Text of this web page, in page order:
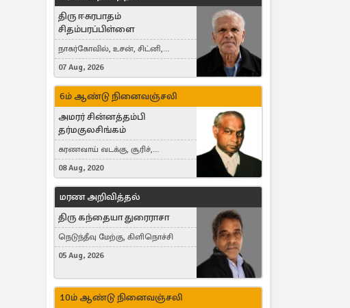
திரு ஈசுரபாதம்
சிதம்பரப்பிள்ளை
நாகர்கோவில், உசன், சிட்னி,
Australia
07 Aug, 2026
6ம் ஆண்டு நினைவஞ்சலி
அமரர் சின்னத்தம்பி
தர்மகுலசிங்கம்
கரணவாய் வடக்கு, சூரிச்,
Switzerland
08 Aug, 2020
மரண அறிவித்தல்
திரு கந்தையா துரைராசா
நெடுந்தீவு மேற்கு, கிளிநொச்சி
05 Aug, 2026
10ம் ஆண்டு நினைவஞ்சலி